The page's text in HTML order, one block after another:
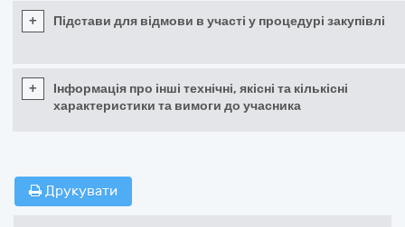
+ Підстави для відмови в участі у процедурі закупівлі
+
Інформація про інші технічні, якісні та кількісні
характеристики та вимоги до учасника
Друкувати